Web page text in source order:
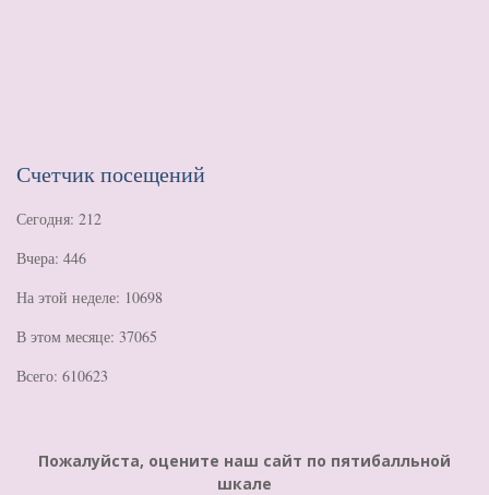
Счетчик посещений
Сегодня: 212
Вчера: 446
На этой неделе: 10698
В этом месяце: 37065
Всего: 610623
Пожалуйста, оцените наш сайт по пятибалльной
шкале